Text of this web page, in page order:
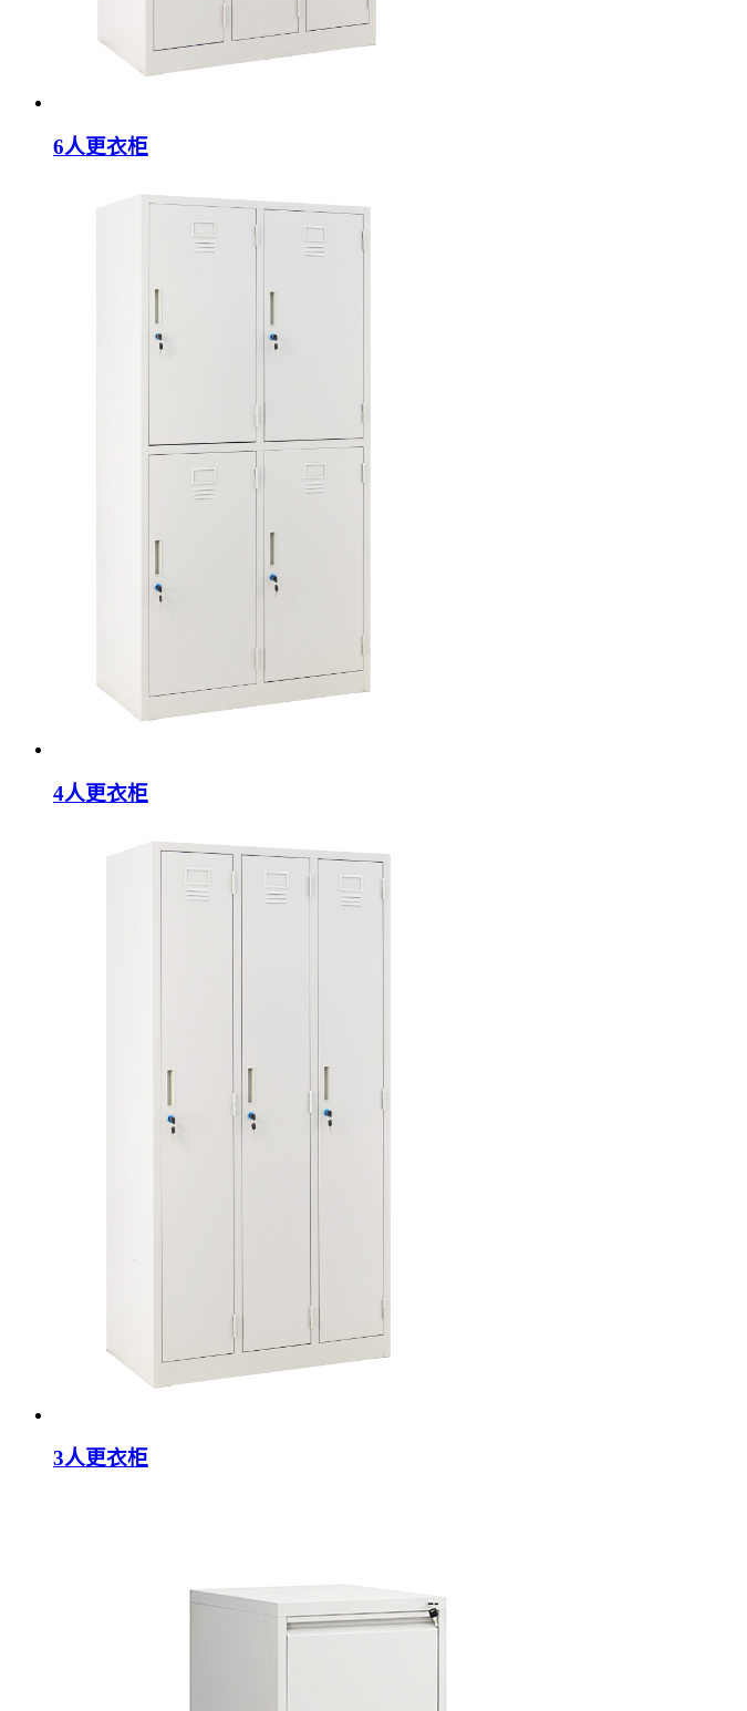
6人更衣柜
4人更衣柜
3人更衣柜